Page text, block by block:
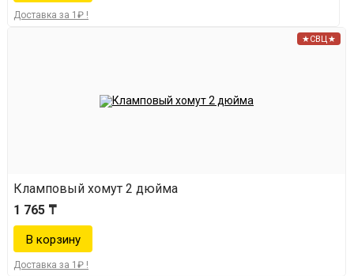
Доставка за 1₽ !
★СВЦ★
Кламповый хомут 2 дюйма
1 765 ₸
Доставка за 1₽ !